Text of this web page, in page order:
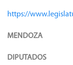
https://
MENDOZA
DIPUTADOS